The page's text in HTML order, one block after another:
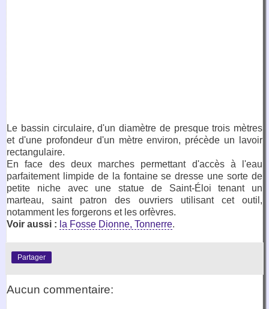
Le bassin circulaire, d'un diamètre de presque trois mètres
et d'une profondeur d'un mètre environ, précède un lavoir
rectangulaire.
En face des deux marches permettant d'accès à l'eau
parfaitement limpide de la fontaine se dresse une sorte de
petite niche avec une statue de Saint-Éloi tenant un
marteau, saint patron des ouvriers utilisant cet outil,
notamment les forgerons et les orfèvres.
Voir aussi : la Fosse Dionne, Tonnerre.
Partager
Aucun commentaire: